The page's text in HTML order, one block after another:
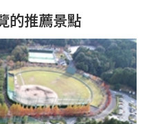
的推薦景點